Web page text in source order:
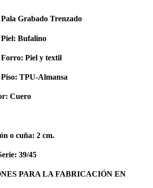
Grabado Trenzado
Bufalino
Forro: Piel y textil
TPU-Almansa
Cuero
o cuña: 2 cm.
39/45
PARA LA FABRICACIÓN EN